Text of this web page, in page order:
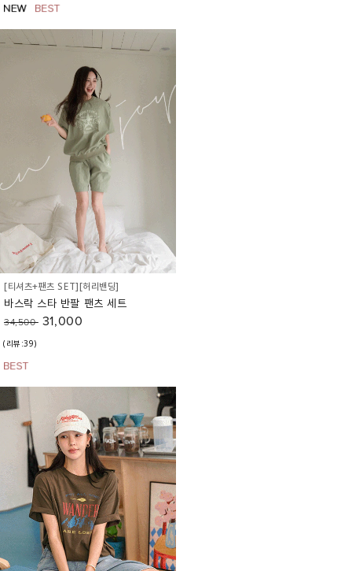
[티셔츠+팬츠 SET][허리밴딩]
바스락 스타 반팔 팬츠 세트
34,500 31,000
(리뷰:39)